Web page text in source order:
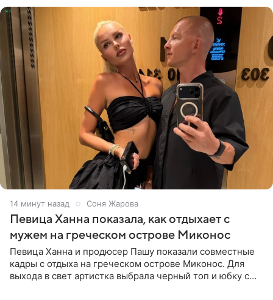
15 минут назад Соня Жарова
Певица Ханна показала, как отдыхает с
мужем на греческом острове Миконос
Певица Ханна и продюсер Пашу показали совместные
кадры с отдыха на греческом острове Миконос. Для
выхода в свет артистка выбрала черный топ и юбку с